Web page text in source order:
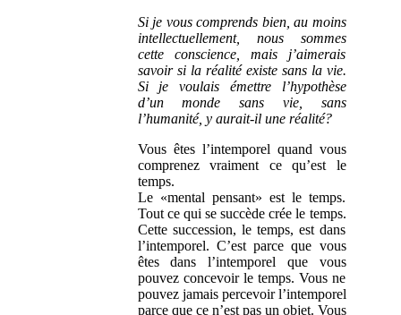
Si je vous comprends bien, au moins
intellectuellement, nous sommes
cette conscience, mais j’aimerais
savoir si la réalité existe sans la vie.
Si je voulais émettre l’hypothèse
d’un monde sans vie, sans
l’humanité, y aurait-il une réalité?
Vous êtes l’intemporel quand vous
comprenez vraiment ce qu’est le
temps.
Le «mental pensant» est le temps.
Tout ce qui se succède crée le temps.
Cette succession, le temps, est dans
l’intemporel. C’est parce que vous
êtes dans l’intemporel que vous
pouvez concevoir le temps. Vous ne
pouvez jamais percevoir l’intemporel
parce que ce n’est pas un objet. Vous